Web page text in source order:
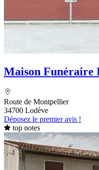
Maison Funéraire
Route de Montpellier
34700 Lodève
Déposez le premier avis !
top notes